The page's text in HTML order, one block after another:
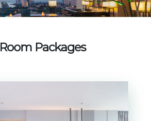
Room Packages